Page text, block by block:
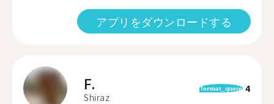
アプリをダウンロードする
F.
Shiraz
format_quote 4